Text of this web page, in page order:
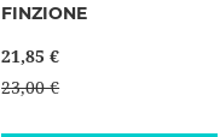
FINZIONE
21,85 €
23,00 €